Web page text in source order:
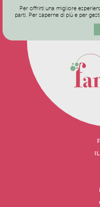
Per offrirti una migliore
parti. Per saperne di più e per